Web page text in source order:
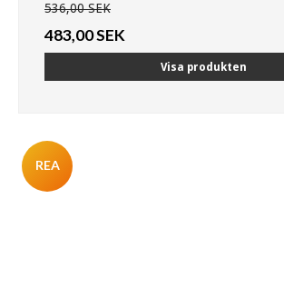
536,00 SEK
483,00 SEK
Visa produkten
REA